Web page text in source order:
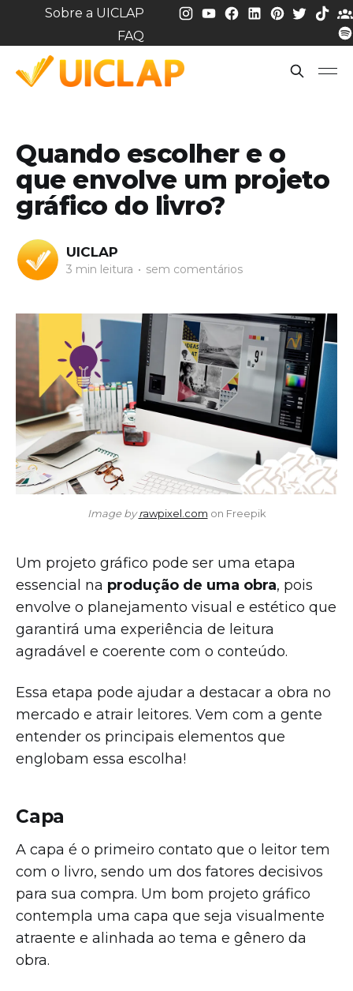
Sobre a UICLAP
FAQ
Quando escolher e o
que envolve um projeto
gráfico do livro?
UICLAP
3 min leitura • sem comentários
Image by rawpixel.com on Freepik
Um projeto gráfico pode ser uma etapa
essencial na produção de uma obra, pois
envolve o planejamento visual e estético que
garantirá uma experiência de leitura
agradável e coerente com o conteúdo.
Essa etapa pode ajudar a destacar a obra no
mercado e atrair leitores. Vem com a gente
entender os principais elementos que
englobam essa escolha!
Capa
A capa é o primeiro contato que o leitor tem
com o livro, sendo um dos fatores decisivos
para sua compra. Um bom projeto gráfico
contempla uma capa que seja visualmente
atraente e alinhada ao tema e gênero da
obra.